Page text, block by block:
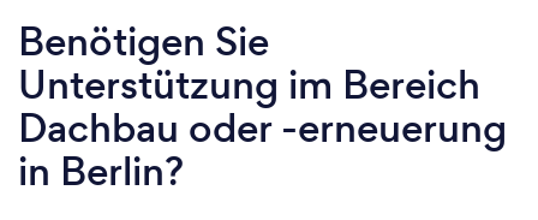
Benötigen Sie
Unterstützung im Bereich
Dachbau oder -erneuerung
in Berlin?